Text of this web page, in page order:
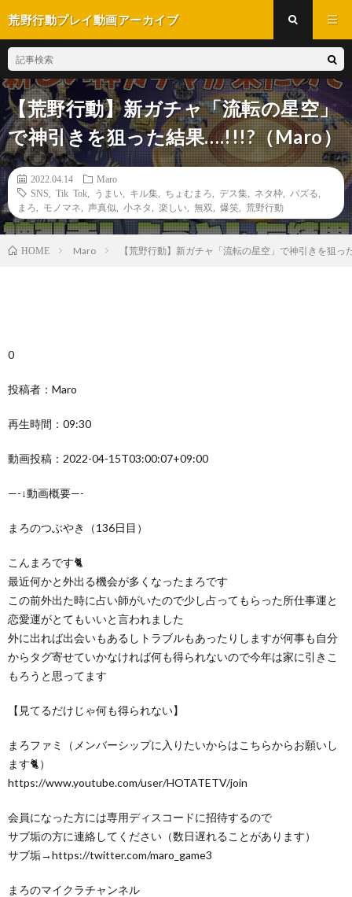
荒野行動プレイ動画アーカイブ
【荒野行動】新ガチャ「流転の星空」
で神引きを狙った結果….!!!?（Maro）
2022.04.14
Maro
SNS
Tik Tok うまい キル集 ちょむまろ デス集 ネタ枠 バズる
まろ
モノマネ 声真似 小ネタ 楽しい 無双 爆笑 荒野行動
HOME Maro 【荒野行動】新ガチャ「流転の星空」で神引きを狙
0
投稿者：Maro
再生時間：09:30
動画投稿：2022-04-15T03:00:07+09:00
—-↓動画概要—-
まろのつぶやき（136日目）
こんまろです🐈
最近何かと外出る機会が多くなったまろです
この前外出た時に占い師がいたので少し占ってもらった所仕事運と
恋愛運がとてもいいと言われました
外に出れば出会いもあるしトラブルもあったりしますが何事も自分
からタグ寄せていかなければ何も得られないので今年は家に引きこ
もろうと思ってます
【見てるだけじゃ何も得られない】
まろファミ（メンバーシップに入りたいからはこちらからお願いし
ます🐈）
https://www.youtube.com/user/HOTATETV/join
会員になった方には専用ディスコードに招待するので
サブ垢の方に連絡してください（数日遅れることがあります）
サブ垢→https://twitter.com/maro_game3
まろのマイクラチャンネル